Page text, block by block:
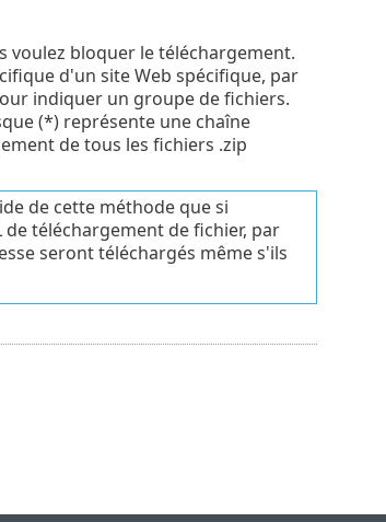
bloquer le téléchargement.
d'un site Web spécifique, par
indiquer un groupe de fichiers.
(*) représente une chaîne
de tous les fichiers .zip
de cette méthode que si
de téléchargement de fichier, par
seront téléchargés même s'ils